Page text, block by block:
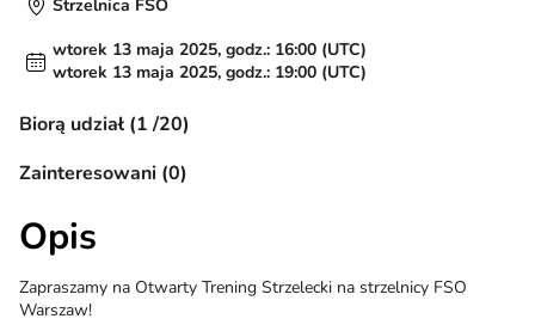
Strzelnica FSO
wtorek 13 maja 2025, godz.: 16:00 (UTC)
wtorek 13 maja 2025, godz.: 19:00 (UTC)
Biorą udział (1 /20)
Zainteresowani (0)
Opis
Zapraszamy na Otwarty Trening Strzelecki na strzelnicy FSO
Warszaw!